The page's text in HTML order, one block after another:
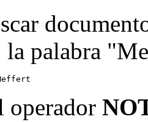
la palabra
operador